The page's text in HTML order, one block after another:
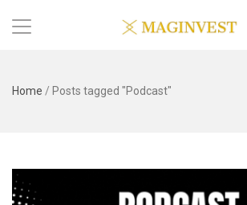
Home / Posts tagged "Podcast"